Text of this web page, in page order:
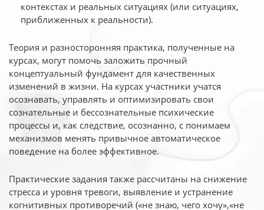
контекстах и реальных ситуациях (или ситуациях,
приближенных к реальности).
Теория и разносторонняя практика, полученные на
курсах, могут помочь заложить прочный
концептуальный фундамент для качественных
изменений в жизни. На курсах участники учатся
осознавать, управлять и оптимизировать свои
сознательные и бессознательные психические
процессы и, как следствие, осознанно, с понимаем
механизмов менять привычное автоматическое
поведение на более эффективное.
Практические задания также рассчитаны на снижение
стресса и уровня тревоги, выявление и устранение
когнитивных противоречий («не знаю, чего хочу»,«не